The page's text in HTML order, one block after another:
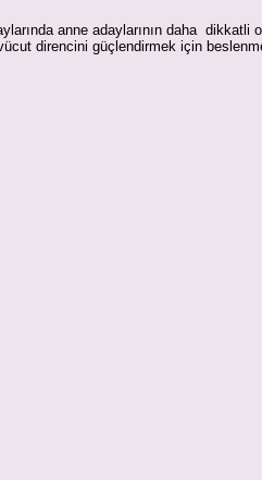
anne adaylarının daha
direncini güçlendirmek için